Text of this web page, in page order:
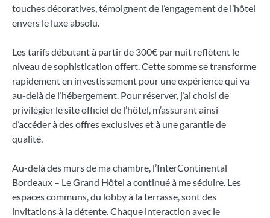
touches décoratives, témoignent de l’engagement de l’hôtel
envers le luxe absolu.
Les tarifs débutant à partir de 300€ par nuit reflètent le
niveau de sophistication offert. Cette somme se transforme
rapidement en investissement pour une expérience qui va
au-delà de l’hébergement. Pour réserver, j’ai choisi de
privilégier le site officiel de l’hôtel, m’assurant ainsi
d’accéder à des offres exclusives et à une garantie de
qualité.
Au-delà des murs de ma chambre, l’InterContinental
Bordeaux – Le Grand Hôtel a continué à me séduire. Les
espaces communs, du lobby à la terrasse, sont des
invitations à la détente. Chaque interaction avec le